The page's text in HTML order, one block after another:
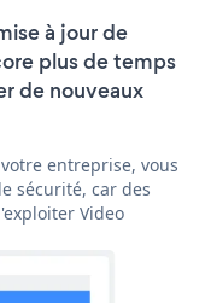
à jour de
plus de temps
de nouveaux
entreprise, vous
sécurité, car des
Video